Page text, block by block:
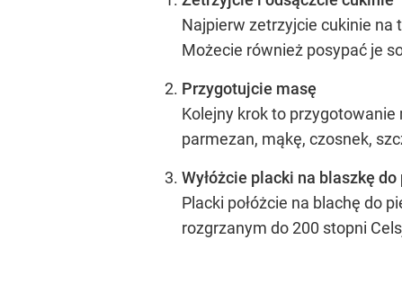
Najpierw zetrzyjcie cukinie na
Możecie również posypać je
Przygotujcie masę
Kolejny krok to przygotowanie
parmezan, mąkę, czosnek,
Wyłóżcie placki na blaszkę
Placki połóżcie na blachę do
rozgrzanym do 200 stopni